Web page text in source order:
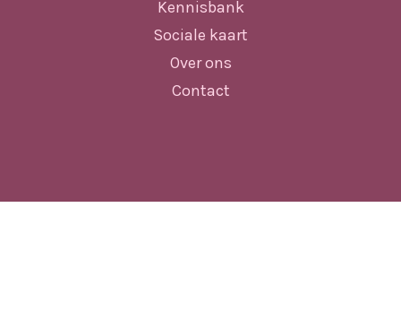
Kennisbank
Sociale kaart
Over ons
Contact